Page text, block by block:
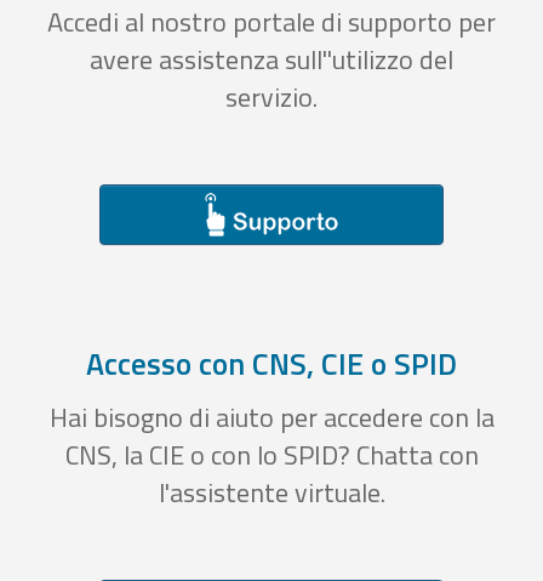
Accedi al nostro portale di supporto per
avere assistenza sull''utilizzo del
servizio.
Accesso con CNS, CIE o SPID
Hai bisogno di aiuto per accedere con la
CNS, la CIE o con lo SPID? Chatta con
l'assistente virtuale.